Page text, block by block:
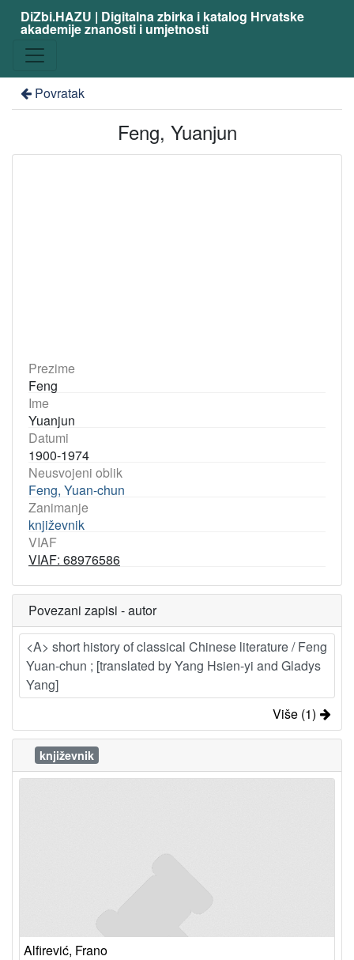
DiZbi.HAZU | Digitalna zbirka i katalog Hrvatske
akademije znanosti i umjetnosti
Povratak
Feng, Yuanjun
Prezime
Feng
Ime
Yuanjun
Datumi
1900-1974
Neusvojeni oblik
Feng, Yuan-chun
Zanimanje
književnik
VIAF
VIAF: 68976586
Povezani zapisi - autor
<A> short history of classical Chinese literature / Feng
Yuan-chun ; [translated by Yang Hsien-yi and Gladys
Yang]
Više (1)
književnik
Alfirević, Frano